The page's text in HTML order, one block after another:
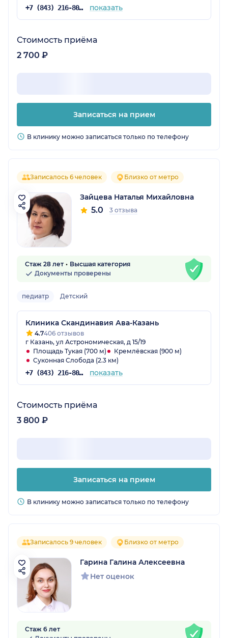
+7 (843) 216-80-34 показать
Стоимость приёма
2 700 ₽
Записаться на прием
В клинику можно записаться только по телефону
Записалось 6 человек Близко от метро
Зайцева Наталья Михайловна
5.0 3 отзыва
Стаж 28 лет
Высшая категория
Документы проверены
педиатр Детский
Клиника Скандинавия Ава-Казань
4.7406 отзывов
г Казань, ул Астрономическая, д 15/19
Площадь Тукая (700 м)
Кремлёвская (900 м)
Суконная Слобода (2.3 км)
+7 (843) 216-80-34 показать
Стоимость приёма
3 800 ₽
Записаться на прием
В клинику можно записаться только по телефону
Записалось 9 человек Близко от метро
Гарина Галина Алексеевна
Нет оценок
Стаж 6 лет